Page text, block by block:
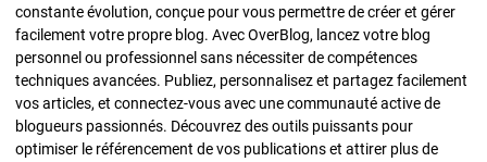
constante évolution, conçue pour vous permettre de créer et gérer
facilement votre propre blog. Avec OverBlog, lancez votre blog
personnel ou professionnel sans nécessiter de compétences
techniques avancées. Publiez, personnalisez et partagez facilement
vos articles, et connectez-vous avec une communauté active de
blogueurs passionnés. Découvrez des outils puissants pour
optimiser le référencement de vos publications et attirer plus de